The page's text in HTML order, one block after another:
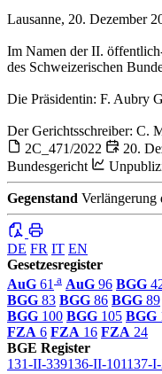
Lausanne, 20. Dezember
Im Namen der II.
des Schweizerischen
Die Präsidentin: F. Aubry
Der Gerichtsschreiber: C.
2C_471/2022
20.
Bundesgericht
Gegenstand
DE FR IT EN
Gesetzesregister
AuG 61 a AuG 96 BGG
BGG 83 BGG 86 BGG 89
BGG 100 BGG 105 BGG
FZA 6 FZA 16 FZA 24
BGE Register
131-II-339136-II-101137-